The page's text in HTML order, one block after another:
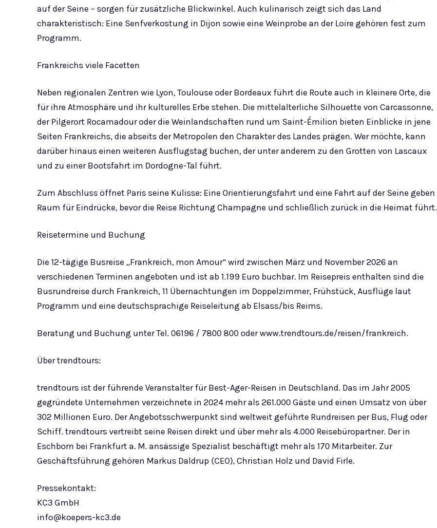
auf der Seine – sorgen für zusätzliche Blickwinkel. Auch kulinarisch zeigt sich das Land
charakteristisch: Eine Senfverkostung in Dijon sowie eine Weinprobe an der Loire gehören fest zum
Programm.
Frankreichs viele Facetten
Neben regionalen Zentren wie Lyon, Toulouse oder Bordeaux führt die Route auch in kleinere Orte, die
für ihre Atmosphäre und ihr kulturelles Erbe stehen. Die mittelalterliche Silhouette von Carcassonne,
der Pilgerort Rocamadour oder die Weinlandschaften rund um Saint-Émilion bieten Einblicke in jene
Seiten Frankreichs, die abseits der Metropolen den Charakter des Landes prägen. Wer möchte, kann
darüber hinaus einen weiteren Ausflugstag buchen, der unter anderem zu den Grotten von Lascaux
und zu einer Bootsfahrt im Dordogne-Tal führt.
Zum Abschluss öffnet Paris seine Kulisse: Eine Orientierungsfahrt und eine Fahrt auf der Seine geben
Raum für Eindrücke, bevor die Reise Richtung Champagne und schließlich zurück in die Heimat führt.
Reisetermine und Buchung
Die 12-tägige Busreise „Frankreich, mon Amour“ wird zwischen März und November 2026 an
verschiedenen Terminen angeboten und ist ab 1.199 Euro buchbar. Im Reisepreis enthalten sind die
Busrundreise durch Frankreich, 11 Übernachtungen im Doppelzimmer, Frühstück, Ausflüge laut
Programm und eine deutschsprachige Reiseleitung ab Elsass/bis Reims.
Beratung und Buchung unter Tel. 06196 / 7800 800 oder www.trendtours.de/reisen/frankreich.
Über trendtours:
trendtours ist der führende Veranstalter für Best-Ager-Reisen in Deutschland. Das im Jahr 2005
gegründete Unternehmen verzeichnete in 2024 mehr als 261.000 Gäste und einen Umsatz von über
302 Millionen Euro. Der Angebotsschwerpunkt sind weltweit geführte Rundreisen per Bus, Flug oder
Schiff. trendtours vertreibt seine Reisen direkt und über mehr als 4.000 Reisebüropartner. Der in
Eschborn bei Frankfurt a. M. ansässige Spezialist beschäftigt mehr als 170 Mitarbeiter. Zur
Geschäftsführung gehören Markus Daldrup (CEO), Christian Holz und David Firle.
Pressekontakt:
KC3 GmbH
info@koepers-kc3.de